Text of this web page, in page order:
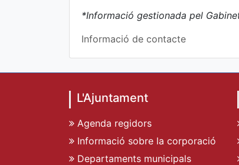
*Informació gestionada pel
Informació de contacte
L'Ajuntament
Agenda regidors
Informació sobre la corporació
Departaments municipals